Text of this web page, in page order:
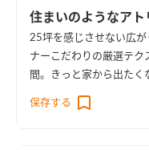
住まいのようなア
25坪を感じさせない広
ナーこだわりの厳選テク
間。きっと家から出たく
保存する